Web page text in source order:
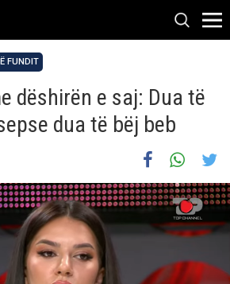
FUNDIT
dëshirën e saj: Dua të
dua të bëj beb